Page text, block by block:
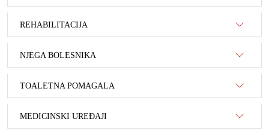
REHABILITACIJA
NJEGA BOLESNIKA
TOALETNA POMAGALA
MEDICINSKI UREĐAJI